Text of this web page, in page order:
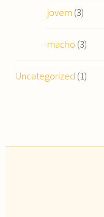
jovem (3)
macho (3)
Uncategorized (1)